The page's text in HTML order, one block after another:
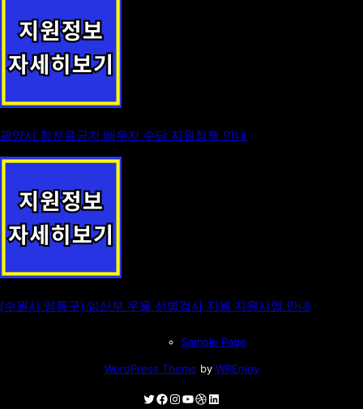
광양시 참전유공자 배우자 수당 지원정책 안내
(수원시 영통구) 임산부 우울 선별검사 지원 지원사업 안내
Sample Page
WordPress Theme by WPEnjoy
Twitter
Facebook
Instagram
YouTube
Dribbble
LinkedIn